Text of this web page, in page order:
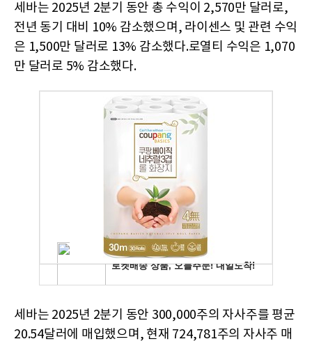
세바는 2025년 2분기 동안 총 수익이 2,570만 달러로,
전년 동기 대비 10% 감소했으며, 라이센스 및 관련 수익
은 1,500만 달러로 13% 감소했다.로열티 수익은 1,070
만 달러로 5% 감소했다.
세바는 2025년 2분기 동안 300,000주의 자사주를 평균
20.54달러에 매입했으며, 현재 724,781주의 자사주 매